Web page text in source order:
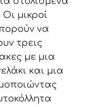
μικροί
να
τρεις
με μια
και μια